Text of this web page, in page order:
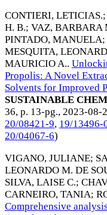
CONTIERI, LETICIAS.;
H. B.; VAZ, BARBARA
PINTADO, MANUELA;
MESQUITA,
MAURICIO A..
Propolis: A Novel
Solvents for Improved
SUSTAINABLE
36, p. 13-pg., 2023-08-
20/08421-9, 19/13496-
20/04067-6)
VIGANO, JULIANE;
LEONARDO M. DE
SILVA, LAISE C.;
CARNEIRO, TANIA;
Comprehensive